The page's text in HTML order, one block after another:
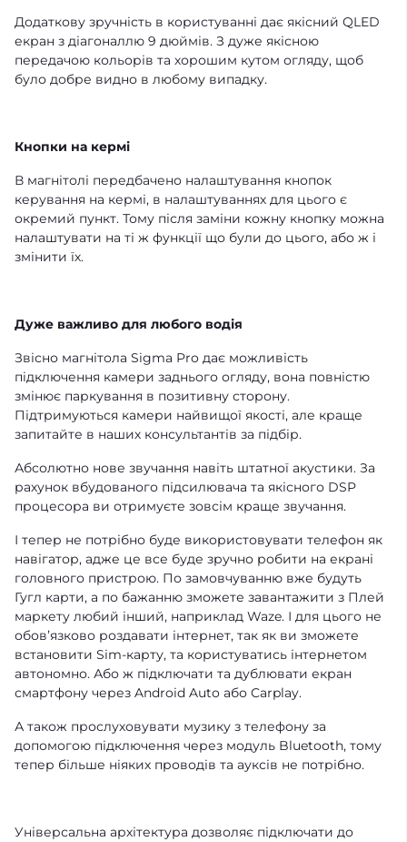
Додаткову зручність в користуванні дає якісний QLED
екран з діагоналлю 9 дюймів. З дуже якісною
передачою кольорів та хорошим кутом огляду, щоб
було добре видно в любому випадку.
Кнопки на кермі
В магнітолі передбачено налаштування кнопок
керування на кермі, в налаштуваннях для цього є
окремий пункт. Тому після заміни кожну кнопку можна
налаштувати на ті ж функції що були до цього, або ж і
змінити їх.
Дуже важливо для любого водія
Звісно магнітола Sigma Pro дає можливість
підключення камери заднього огляду, вона повністю
змінює паркування в позитивну сторону.
Підтримуються камери найвищої якості, але краще
запитайте в наших консультантів за підбір.
Абсолютно нове звучання навіть штатної акустики. За
рахунок вбудованого підсилювача та якісного DSP
процесора ви отримуєте зовсім краще звучання.
І тепер не потрібно буде використовувати телефон як
навігатор, адже це все буде зручно робити на екрані
головного пристрою. По замовчуванню вже будуть
Гугл карти, а по бажанню зможете завантажити з Плей
маркету любий інший, наприклад Waze. І для цього не
обовʼязково роздавати інтернет, так як ви зможете
встановити Sim-карту, та користуватись інтернетом
автономно. Або ж підключати та дублювати екран
смартфону через Android Auto або Carplay.
А також прослуховувати музику з телефону за
допомогою підключення через модуль Bluetooth, тому
тепер більше ніяких проводів та ауксів не потрібно.
Універсальна архітектура дозволяє підключати до